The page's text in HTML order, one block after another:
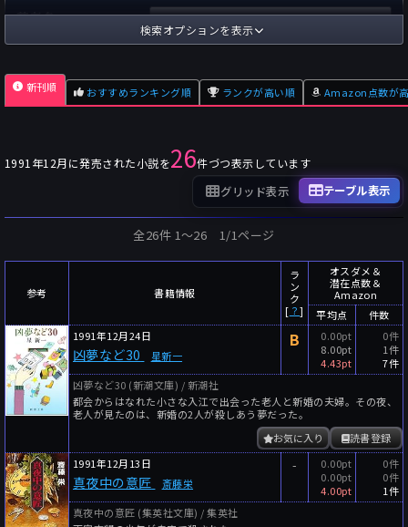
著者名
国内
海外
出版社
フォーマット
単行本
～
Pt
～
Pt
～
件
読者数
人
年代
年代と月の範囲
先月以降
年
月
～
年
月
絞り込みリセット
検索オプションを表示
新刊順 おすすめランキング順 ランクが高い順 Amazon点数が
1991年12月に発売された小説を26件づつ表示しています
グリッド表示 テーブル表示
全26件 1〜26 1/1ページ
参考 書籍情報
ラ
ン
ク
[ ？]
オスダメ＆
潜在点数＆
Amazon
平均点
件数
1991年12月24日
凶夢など30 星新一
B
0.00pt
8.00pt
4.43pt
0件
1件
7件
凶夢など30 (新潮文庫) / 新潮社
都会からはなれた小さな入江で出会った老人と新婚の夫婦。その夜、
老人が見たのは、新婚の2人が殺しあう夢だった。
読書登録
お気に入り
1991年12月13日
真夜中の意匠 斎藤栄
-
0.00pt
0.00pt
4.00pt
0件
0件
1件
真夜中の意匠 (集英社文庫) / 集英社